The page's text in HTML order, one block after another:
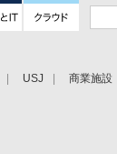
USJ 商業施設